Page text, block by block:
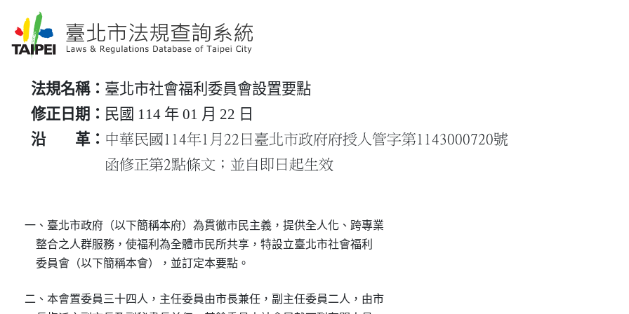
法規名稱： 臺北市社會福利委員會設置要點
修正日期： 民國 114 年 01 月 22 日
沿 革： 中華民國114年1月22日臺北市政府府授人管字第1143000720號
函修正第2點條文；並自即日起生效
一、臺北市政府（以下簡稱本府）為貫徹市民主義，提供全人化、跨專業
    整合之人群服務，使福利為全體市民所共享，特設立臺北市社會福利
    委員會（以下簡稱本會），並訂定本要點。
二、本會置委員三十四人，主任委員由市長兼任，副主任委員二人，由市